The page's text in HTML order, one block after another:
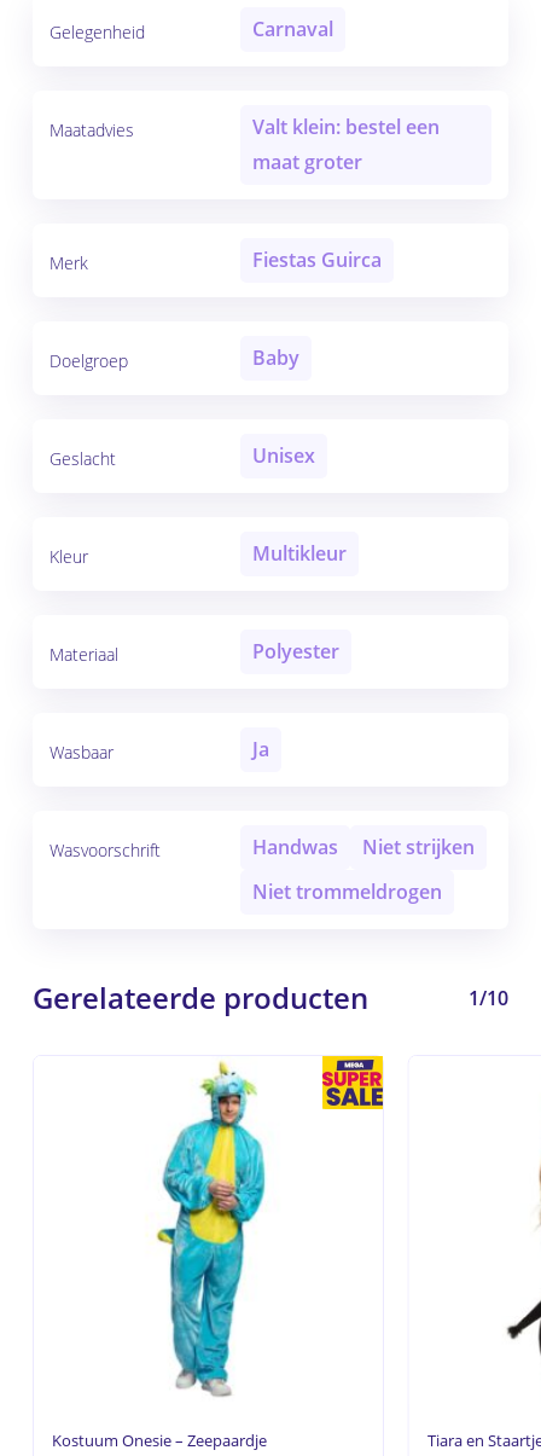
Gelegenheid Carnaval
Maatadvies
Valt klein: bestel een
maat groter
Merk Fiestas Guirca
Doelgroep Baby
Geslacht Unisex
Kleur Multikleur
Materiaal Polyester
Wasbaar Ja
Wasvoorschrift Handwas
Niet strijken
Niet trommeldrogen
Gerelateerde producten 1/10
Kostuum Onesie – Zeepaardje Tiara en